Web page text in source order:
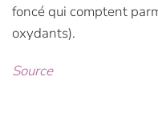
foncé qui comptent
oxydants).
Source